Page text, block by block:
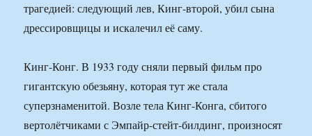
трагедией: следующий лев, Кинг-второй, убил сына
дрессировщицы и искалечил её саму.
Кинг-Конг. В 1933 году сняли первый фильм про
гигантскую обезьяну, которая тут же стала
суперзнаменитой. Возле тела Кинг-Конга, сбитого
вертолётчиками с Эмпайр-стейт-билдинг, произносят